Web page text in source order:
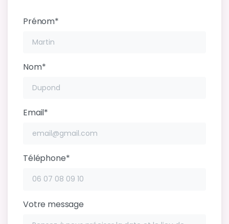
Prénom*
Nom*
Email*
Téléphone*
Votre message